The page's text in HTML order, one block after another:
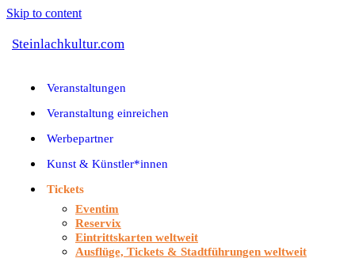
Skip to content
Steinlachkultur.com
Veranstaltungen
Veranstaltung einreichen
Werbepartner
Kunst & Künstler*innen
Tickets
Eventim
Reservix
Eintrittskarten weltweit
Ausflüge, Tickets & Stadtführungen weltweit